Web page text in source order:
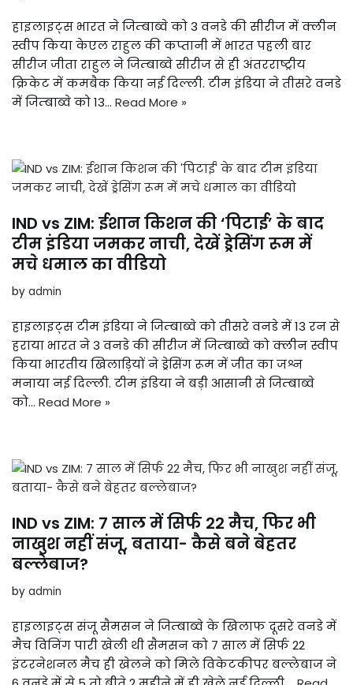
हाइलाइट्स भारत ने जिम्बाब्वे को 3 वनडे की सीरीज में क्लीन
स्वीप किया केएल राहुल की कप्तानी में भारत पहली बार
सीरीज जीता राहुल ने जिम्बाब्वे सीरीज से ही अंतरराष्ट्रीय
क्रिकेट में कमबैक किया नई दिल्ली. टीम इंडिया ने तीसरे वनडे
में जिम्बाब्वे को 13… Read More »
IND vs ZIM: ईशान किशन की ‘पिटाई’ के बाद
टीम इंडिया जमकर नाची, देखें ड्रेसिंग रूम में
मचे धमाल का वीडियो
by admin
हाइलाइट्स टीम इंडिया ने जिम्बाब्वे को तीसरे वनडे में 13 रन से
हराया भारत ने 3 वनडे की सीरीज में जिम्बाब्वे को क्लीन स्वीप
किया भारतीय खिलाड़ियों ने ड्रेसिंग रूम में जीत का जश्न
मनाया नई दिल्ली. टीम इंडिया ने बड़ी आसानी से जिम्बाब्वे
को… Read More »
IND vs ZIM: 7 साल में सिर्फ 22 मैच, फिर भी
नाखुश नहीं संजू, बताया- कैसे बने बेहतर
बल्लेबाज?
by admin
हाइलाइट्स संजू सैमसन ने जिम्बाब्वे के खिलाफ दूसरे वनडे में
मैच विनिंग पारी खेली थी सैमसन को 7 साल में सिर्फ 22
इंटरनेशनल मैच ही खेलने को मिले विकेटकीपर बल्लेबाज ने